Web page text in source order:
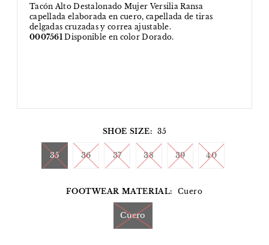
Tacón Alto Destalonado Mujer Versilia Ransa
capellada elaborada en cuero, capellada de tiras
delgadas cruzadas y correa ajustable.
0007561 Disponible en color Dorado.
SHOE SIZE: 35
35 36 37 38 39 40
FOOTWEAR MATERIAL: Cuero
Cuero